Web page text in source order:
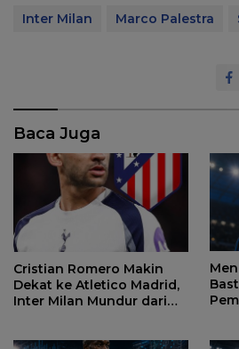
Inter Milan
Marco Palestra
Baca Juga
Cristian Romero Makin
Dekat ke Atletico Madrid,
Inter Milan Mundur dari